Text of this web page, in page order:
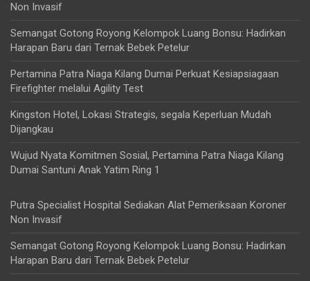
Non Invasif
Semangat Gotong Royong Kelompok Luang Bonsu: Hadirkan
Harapan Baru dari Ternak Bebek Petelur
Pertamina Patra Niaga Kilang Dumai Perkuat Kesiapsiagaan
Firefighter melalui Agility Test
Kingston Hotel, Lokasi Strategis, segala Keperluan Mudah
Dijangkau
Wujud Nyata Komitmen Sosial, Pertamina Patra Niaga Kilang
Dumai Santuni Anak Yatim Ring 1
Putra Specialist Hospital Sediakan Alat Pemeriksaan Koroner
Non Invasif
Semangat Gotong Royong Kelompok Luang Bonsu: Hadirkan
Harapan Baru dari Ternak Bebek Petelur